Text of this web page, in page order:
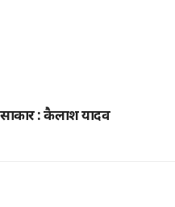
साकार : कैलाश यादव